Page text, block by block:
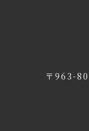
〒963-